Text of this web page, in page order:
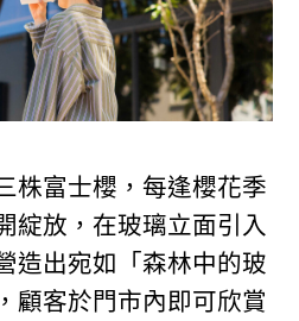
株富士櫻，每逢櫻花季
綻放，在玻璃立面引入
造出宛如「森林中的玻
顧客於門市內即可欣賞